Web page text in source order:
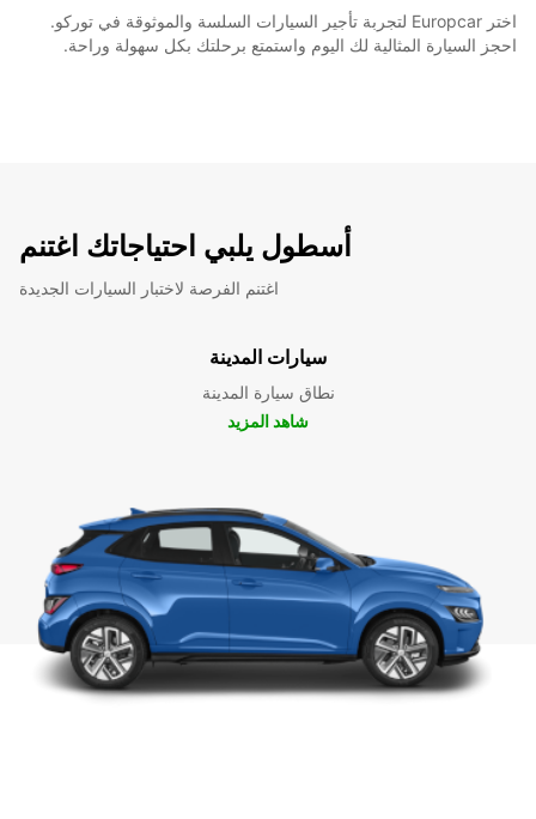
اختر Europcar لتجربة تأجير السيارات السلسة والموثوقة في توركو.
احجز السيارة المثالية لك اليوم واستمتع برحلتك بكل سهولة وراحة.
أسطول يلبي احتياجاتك اغتنم
اغتنم الفرصة لاختبار السيارات الجديدة
سيارات المدينة
نطاق سيارة المدينة
شاهد المزيد